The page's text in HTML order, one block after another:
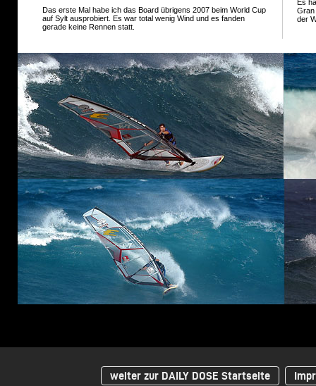
Das erste Mal habe ich das Board übrigens 2007 beim World Cup
auf Sylt ausprobiert. Es war total wenig Wind und es fanden
gerade keine Rennen statt.
Es
Gran
der
weiter zur DAILY DOSE Startseite